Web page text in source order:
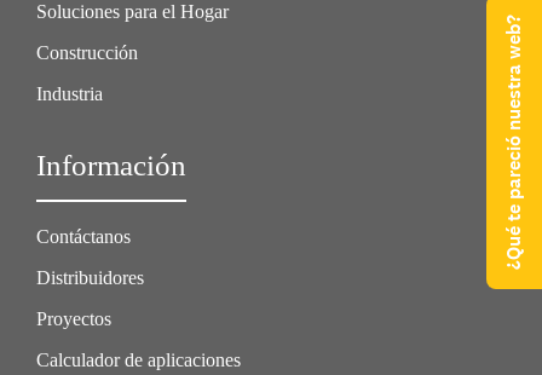
Soluciones para el Hogar
Construcción
Industria
Información
Contáctanos
Distribuidores
Proyectos
Calculador de aplicaciones
¿Qué te pareció nuestra web?